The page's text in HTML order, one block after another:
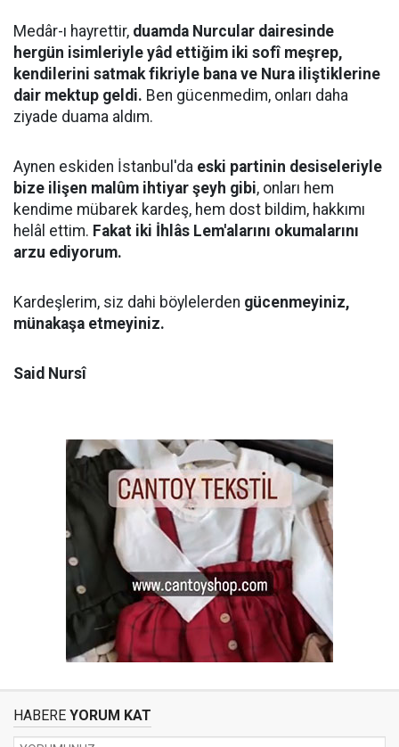
Medâr-ı hayrettir, duamda Nurcular dairesinde
hergün isimleriyle yâd ettiğim iki sofî meşrep,
kendilerini satmak fikriyle bana ve Nura iliştiklerine
dair mektup geldi. Ben gücenmedim, onları daha
ziyade duama aldım.
Aynen eskiden İstanbul'da eski partinin desiseleriyle
bize ilişen malûm ihtiyar şeyh gibi, onları hem
kendime mübarek kardeş, hem dost bildim, hakkımı
helâl ettim. Fakat iki İhlâs Lem'alarını okumalarını
arzu ediyorum.
Kardeşlerim, siz dahi böylelerden gücenmeyiniz,
münakaşa etmeyiniz.
Said Nursî
HABERE YORUM KAT